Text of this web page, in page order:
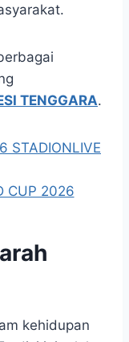
TENGGARA.
kehidupan